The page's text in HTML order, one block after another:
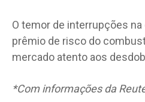
O temor de interrupções
prêmio de risco do
mercado atento aos
*Com informações da